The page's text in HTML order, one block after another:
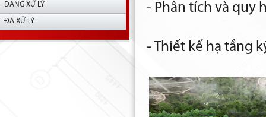
ĐANG XỬ LÝ
ĐÃ XỬ LÝ
- Phân tích và quy
- Thiết kế hạ tầng